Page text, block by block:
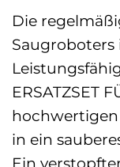
Die
Saugroboters
ERSATZSET
hochwertigen
in ein
Ein